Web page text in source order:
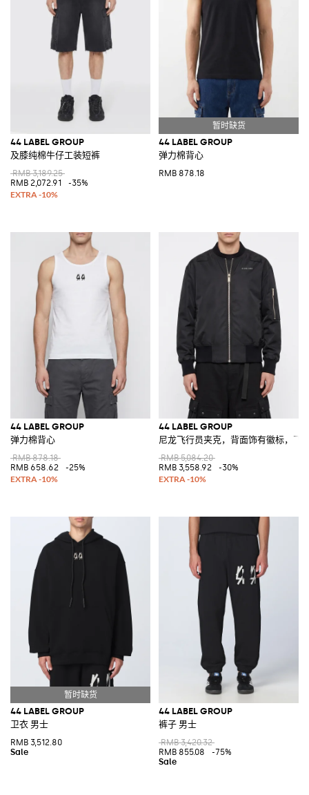
44 LABEL GROUP
及膝纯棉牛仔工装短裤
RMB 3,189.25
RMB 2,072.91
-35%
44 LABEL GROUP
弹力棉背心
RMB 878.18
44 LABEL GROUP
弹力棉背心
RMB 878.18
RMB 658.62
-25%
44 LABEL GROUP
尼龙飞行员夹克，背面饰有徽标，飞
RMB 5,084.20
RMB 3,558.92
-30%
44 LABEL GROUP
卫衣 男士
RMB 3,512.80
44 LABEL GROUP
裤子 男士
RMB 3,420.32
RMB 855.08
-75%